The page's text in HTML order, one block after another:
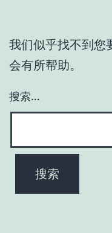
我们似乎找不到您
会有所帮助。
搜索…